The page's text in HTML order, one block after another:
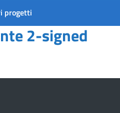
progetti
2-signed